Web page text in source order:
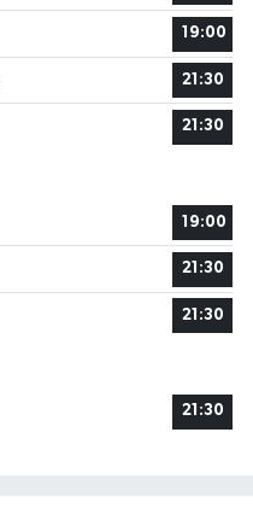
19:00
21:30
21:30
19:00
21:30
21:30
21:30